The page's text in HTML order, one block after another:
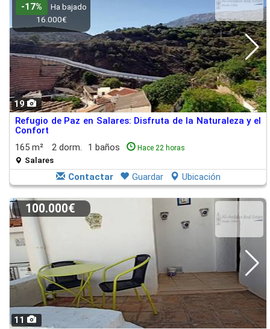
19
-17%
Ha bajado
16.000€
Refugio de Paz en Salares: Disfruta de la Naturaleza y el
Confort
165 m²
2 dorm. 1 baños Hace 22 horas
Salares
Contactar Guardar Ubicación
11
100.000€